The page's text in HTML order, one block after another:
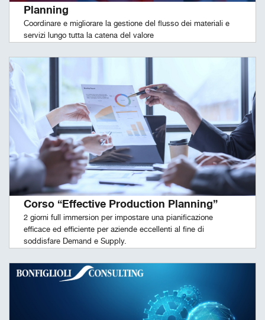
Planning
Coordinare e migliorare la gestione del flusso dei materiali e
servizi lungo tutta la catena del valore
Corso “Effective Production Planning”
2 giorni full immersion per impostare una pianificazione
efficace ed efficiente per aziende eccellenti al fine di
soddisfare Demand e Supply.